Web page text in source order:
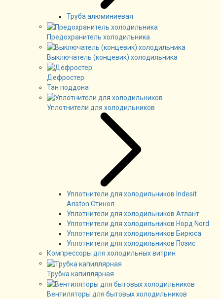
Труба алюминиевая
Предохранитель холодильника
Выключатель (концевик) холодильника
Дефростер
Тэн поддона
Уплотнители для холодильников
Уплотнители для холодильников Indesit
Ariston Стинол
Уплотнители для холодильников Атлант
Уплотнители для холодильников Норд Nord
Уплотнители для холодильников Бирюса
Уплотнители для холодильников Позис
Компрессоры для холодильных витрин
Трубка капиллярная
Вентиляторы для бытовых холодильников